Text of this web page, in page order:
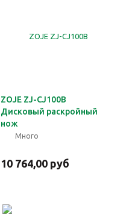
ZOJE ZJ-CJ100B
Дисковый раскройный
нож
Много
10 764,00 руб